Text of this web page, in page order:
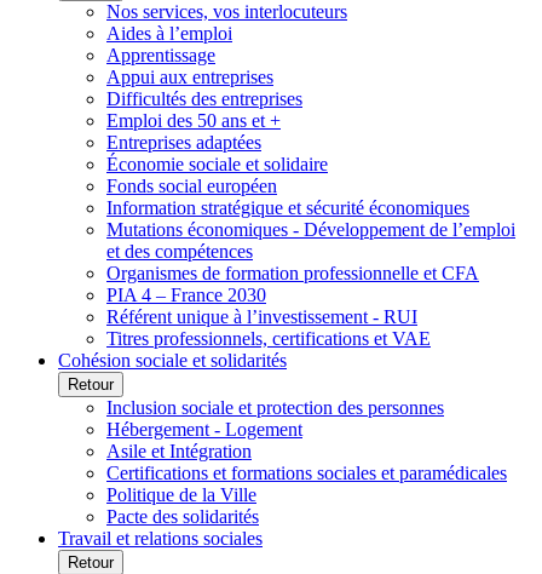
Nos services, vos interlocuteurs
Aides à l’emploi
Apprentissage
Appui aux entreprises
Difficultés des entreprises
Emploi des 50 ans et +
Entreprises adaptées
Économie sociale et solidaire
Fonds social européen
Information stratégique et sécurité économiques
Mutations économiques - Développement de l’emploi
et des compétences
Organismes de formation professionnelle et CFA
PIA 4 – France 2030
Référent unique à l’investissement - RUI
Titres professionnels, certifications et VAE
Cohésion sociale et solidarités
Retour
Inclusion sociale et protection des personnes
Hébergement - Logement
Asile et Intégration
Certifications et formations sociales et paramédicales
Politique de la Ville
Pacte des solidarités
Travail et relations sociales
Retour